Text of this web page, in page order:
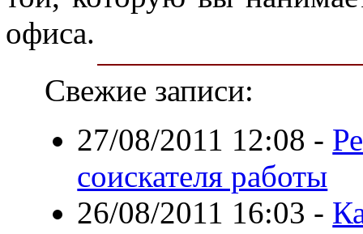
офиса.
Свежие записи:
27/08/2011 12:08 -
соискателя работы
26/08/2011 16:03 -